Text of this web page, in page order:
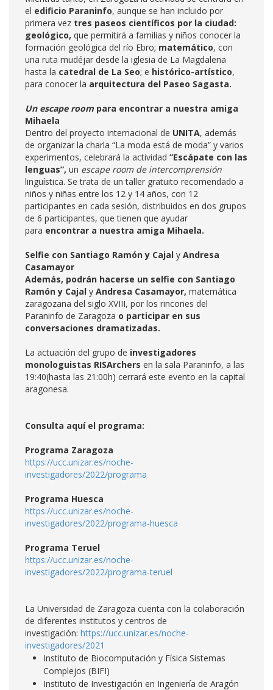
el edificio Paraninfo, aunque se han incluido por
primera vez tres paseos científicos por la ciudad:
geológico, que permitirá a familias y niños conocer la
formación geológica del río Ebro; matemático, con
una ruta mudéjar desde la iglesia de La Magdalena
hasta la catedral de La Seo; e histórico-artístico,
para conocer la arquitectura del Paseo Sagasta.
Un escape room para encontrar a nuestra amiga
Mihaela
Dentro del proyecto internacional de UNITA, además
de organizar la charla “La moda está de moda” y varios
experimentos, celebrará la actividad “Escápate con las
lenguas”, un escape room de intercomprensión
lingüística. Se trata de un taller gratuito recomendado a
niños y niñas entre los 12 y 14 años, con 12
participantes en cada sesión, distribuidos en dos grupos
de 6 participantes, que tienen que ayudar
para encontrar a nuestra amiga Mihaela.
Selfie con Santiago Ramón y Cajal y Andresa
Casamayor
Además, podrán hacerse un selfie con Santiago
Ramón y Cajal y Andresa Casamayor, matemática
zaragozana del siglo XVIII, por los rincones del
Paraninfo de Zaragoza o participar en sus
conversaciones dramatizadas.
La actuación del grupo de investigadores
monologuistas RISArchers en la sala Paraninfo, a las
19:40(hasta las 21:00h) cerrará este evento en la capital
aragonesa.
Consulta aquí el programa:
Programa Zaragoza
https://ucc.unizar.es/noche-
investigadores/2022/programa
Programa Huesca
https://ucc.unizar.es/noche-
investigadores/2022/programa-huesca
Programa Teruel
https://ucc.unizar.es/noche-
investigadores/2022/programa-teruel
La Universidad de Zaragoza cuenta con la colaboración
de diferentes institutos y centros de
investigación: https://ucc.unizar.es/noche-
investigadores/2021
Instituto de Biocomputación y Física Sistemas
Complejos (BIFI)
Instituto de Investigación en Ingeniería de Aragón